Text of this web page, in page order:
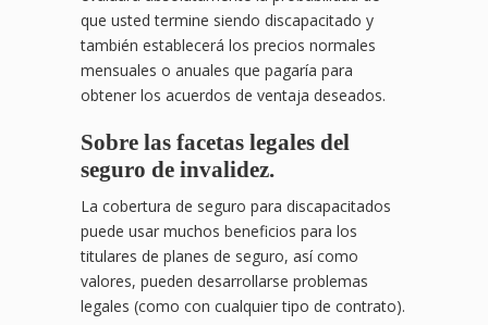
que usted termine siendo discapacitado y
también establecerá los precios normales
mensuales o anuales que pagaría para
obtener los acuerdos de ventaja deseados.
Sobre las facetas legales del
seguro de invalidez.
La cobertura de seguro para discapacitados
puede usar muchos beneficios para los
titulares de planes de seguro, así como
valores, pueden desarrollarse problemas
legales (como con cualquier tipo de contrato).